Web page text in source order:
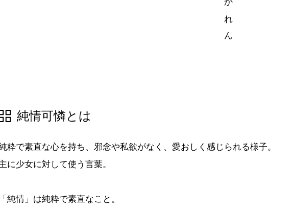
純情可憐とは
粋で素直な心を持ち、邪念や私欲がなく、愛おしく感じられる様子。
に少女に対して使う言葉。
「純情」は純粋で素直なこと。